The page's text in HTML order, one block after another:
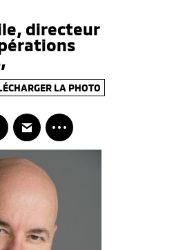
directeur
LA PHOTO